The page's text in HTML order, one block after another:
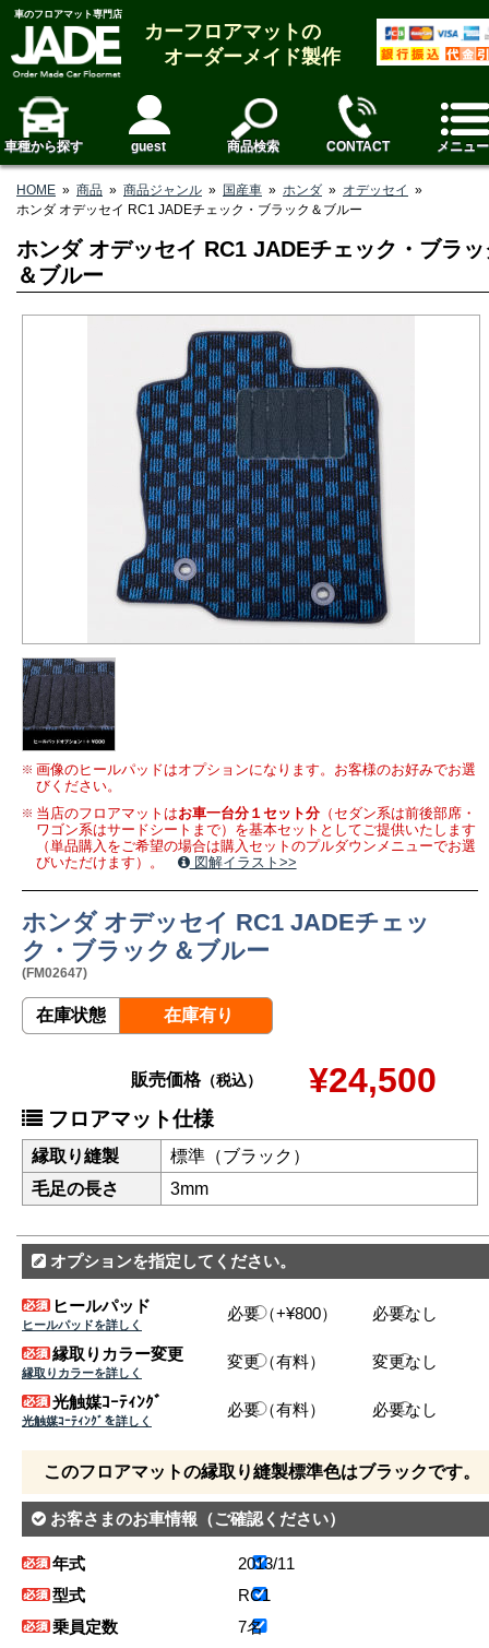
車のフロアマット専門店
カーフロアマットの
オーダーメイド製作
車種から探す guest 商品検索 CONTACT メニュー
HOME » 商品 » 商品ジャンル » 国産車 » ホンダ » オデッセイ »
ホンダ オデッセイ RC1 JADEチェック・ブラック＆ブルー
ホンダ オデッセイ RC1 JADEチェック・ブラッ
＆ブルー
画像のヒールパッドはオプションになります。お客様のお好みでお選
びください。
当店のフロアマットはお車一台分１セット分（セダン系は前後部席・
ワゴン系はサードシートまで）を基本セットとしてご提供いたします
（単品購入をご希望の場合は購入セットのプルダウンメニューでお選
びいただけます）。
図解イラスト>>
ホンダ オデッセイ RC1 JADEチェッ
ク・ブラック＆ブルー
(FM02647)
在庫状態 在庫有り
販売価格（税込） ¥24,500
フロアマット仕様
縁取り縫製
標準（ブラック）
毛足の長さ
3mm
オプションを指定してください。
ヒールパッド
ヒールパッドを詳しく
必要（+¥800） 必要なし
縁取りカラー変更
縁取りカラーを詳しく
変更（有料） 変更なし
光触媒ｺｰﾃｨﾝｸﾞ
光触媒ｺｰﾃｨﾝｸﾞを詳しく
必要（有料） 必要なし
このフロアマットの縁取り縫製標準色はブラックです。
お客さまのお車情報 （ご確認ください）
年式
2013/11
型式
RC1
乗員定数
7名